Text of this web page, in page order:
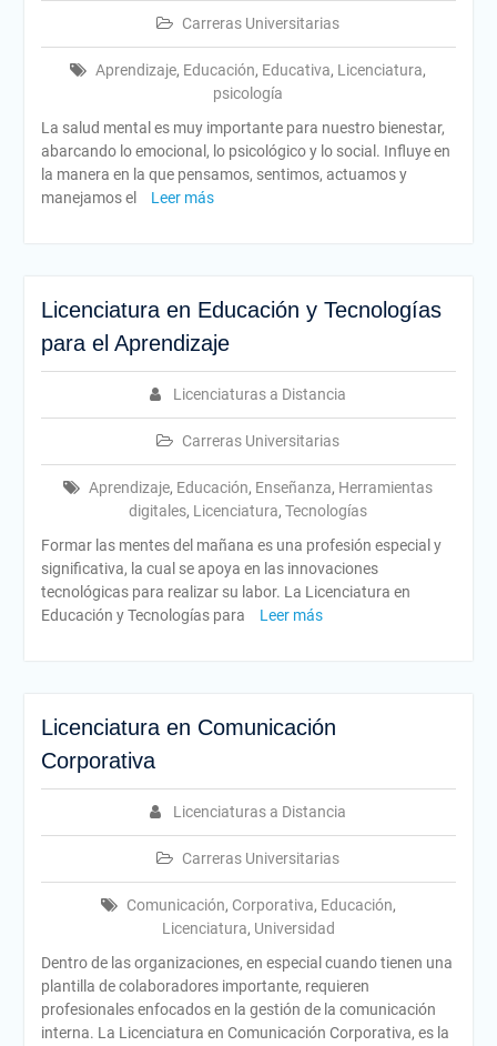
Carreras Universitarias
Aprendizaje, Educación, Educativa, Licenciatura,
psicología
La salud mental es muy importante para nuestro bienestar,
abarcando lo emocional, lo psicológico y lo social. Influye en
la manera en la que pensamos, sentimos, actuamos y
manejamos el
Leer más
Licenciatura en Educación y Tecnologías
para el Aprendizaje
Licenciaturas a Distancia
Carreras Universitarias
Aprendizaje, Educación, Enseñanza, Herramientas
digitales, Licenciatura,Tecnologías
Formar las mentes del mañana es una profesión especial y
significativa, la cual se apoya en las innovaciones
tecnológicas para realizar su labor. La Licenciatura en
Educación y Tecnologías para
Leer más
Licenciatura en Comunicación
Corporativa
Licenciaturas a Distancia
Carreras Universitarias
Comunicación, Corporativa, Educación,
Licenciatura, Universidad
Dentro de las organizaciones, en especial cuando tienen una
plantilla de colaboradores importante, requieren
profesionales enfocados en la gestión de la comunicación
interna. La Licenciatura en Comunicación Corporativa, es la